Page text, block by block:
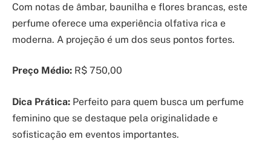
Com notas de âmbar, baunilha e flores brancas, este
perfume oferece uma experiência olfativa rica e
moderna. A projeção é um dos seus pontos fortes.
Preço Médio: R$ 750,00
Dica Prática: Perfeito para quem busca um perfume
feminino que se destaque pela originalidade e
sofisticação em eventos importantes.